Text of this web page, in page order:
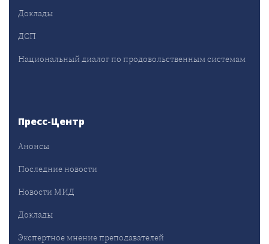
Доклады
ДСП
Национальный диалог по продовольственным системам
Пресс-Центр
Анонсы
Последние новости
Новости МИД
Доклады
Экспертное мнение преподавателей